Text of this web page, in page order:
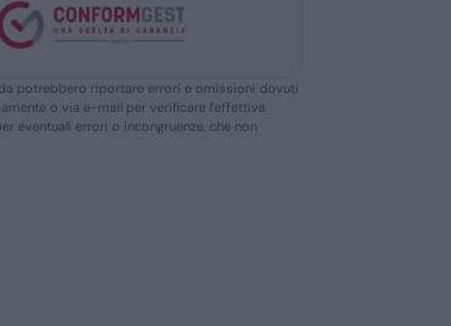
potrebbero riportare errori e omissioni dovuti
o via e-mail per verificare l’effettiva
eventuali errori o incongruenze, che non